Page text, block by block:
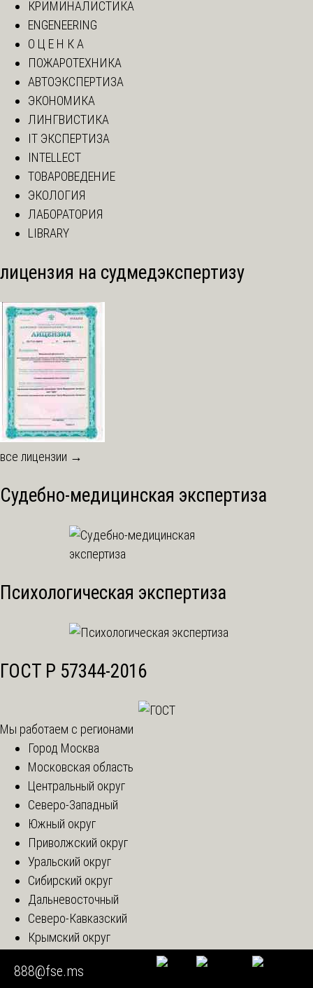
КРИМИНАЛИСТИКА
ENGENEERING
О Ц Е Н К А
ПОЖАРОТЕХНИКА
АВТОЭКСПЕРТИЗА
ЭКОНОМИКА
ЛИНГВИСТИКА
IT ЭКСПЕРТИЗА
INTELLECT
ТОВАРОВЕДЕНИЕ
ЭКОЛОГИЯ
ЛАБОРАТОРИЯ
LIBRARY
лицензия на судмедэкспертизу
все лицензии →
Судебно-медицинская экспертиза
Психологическая экспертиза
ГОСТ Р 57344-2016
Мы работаем с регионами
Город Москва
Московская область
Центральный округ
Северо-Западный
Южный округ
Приволжский округ
Уральский округ
Сибирский округ
Дальневосточный
Северо-Кавказский
Крымский округ
888@fse.ms